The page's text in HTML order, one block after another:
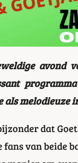
avond
als melodieuze
dat
fans van beide